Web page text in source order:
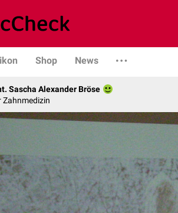
Shop News
Sascha Alexander Bröse